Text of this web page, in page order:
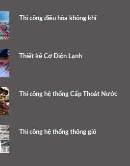
Thi công điều hòa không khí
Thiết kế Cơ Điện Lạnh
Thi công hệ thống Cấp Thoát Nước
Thi công hệ thống thông gió